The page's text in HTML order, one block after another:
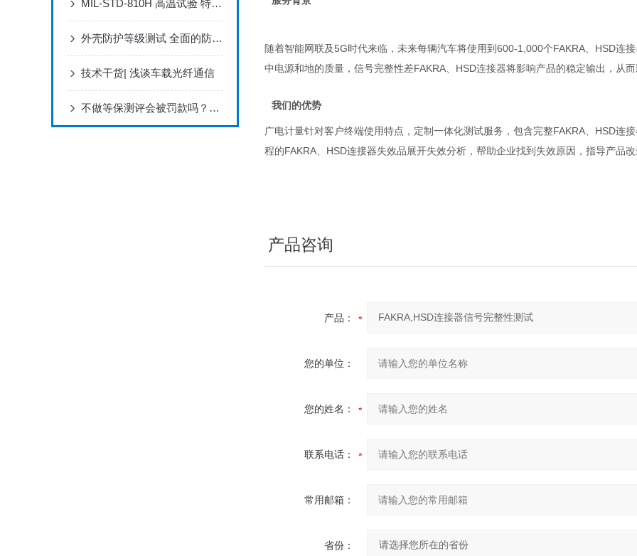
MIL-STD-810H 高温试验 特殊装备高温环境适应性评估
外壳防护等级测试 全面的防尘防水认证检测
技术干货| 浅谈车载光纤通信
不做等保测评会被罚款吗？企业网络安全合规风险解读
随着智能网联及5G时代来临，未来每辆汽车将使⽤到 600-1,000个FAKRA HSD连
中电源和地的质量，信号完整性差FAKRA HSD连接器将影响产品的稳定输出，从
我们的优势
广电计量针对客户终端使用特点，定制⼀体化测试服务，包含完整FAKRA HSD连
程的FAKRA HSD连接器失效品展开失效分析，帮助企业找到失效原因，指导产品
产品咨询
产品：
您的单位：
您的姓名：
联系电话：
常用邮箱：
省份：